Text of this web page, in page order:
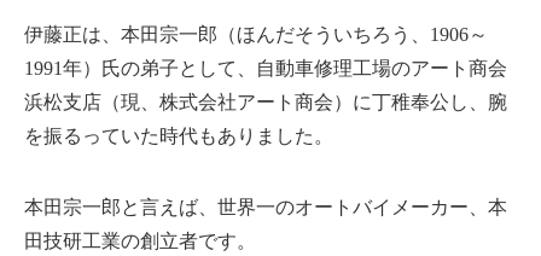
伊藤正は、本田宗一郎（ほんだそういちろう、1906～
1991年）氏の弟子として、自動車修理工場のアート商会
浜松支店（現、株式会社アート商会）に丁稚奉公し、腕
を振るっていた時代もありました。
本田宗一郎と言えば、世界一のオートバイメーカー、本
田技研工業の創立者です。